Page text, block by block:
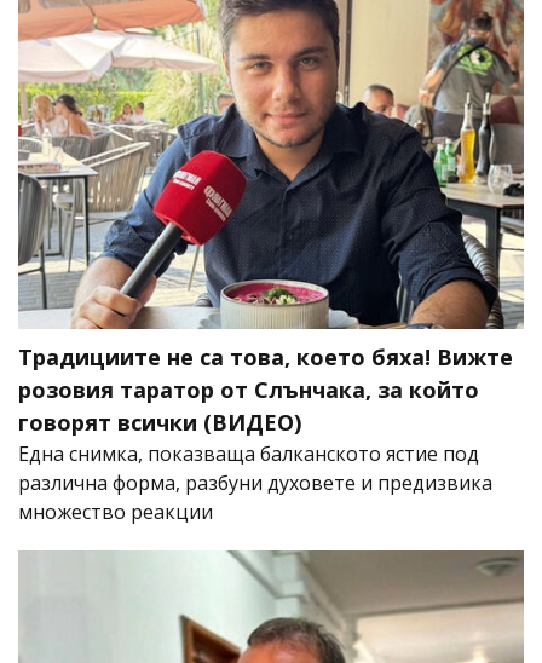
Традициите не са това, което бяха! Вижте
розовия таратор от Слънчака, за който
говорят всички (ВИДЕО)
Една снимка, показваща балканското ястие под
различна форма, разбуни духовете и предизвика
множество реакции